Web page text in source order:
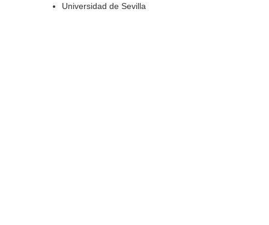
Universidad de Sevilla